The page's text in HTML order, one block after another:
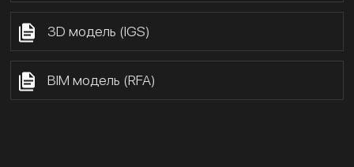
3D модель (IGS)
BIM модель (RFA)